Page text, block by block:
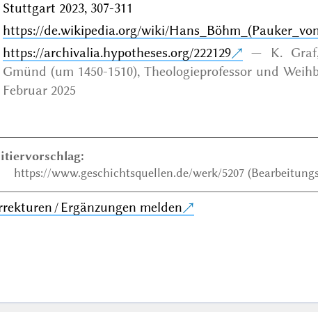
Stuttgart 2023, 307-311
https://de.wikipedia.org/wiki/
https://archivalia.hypotheses.org/222129
K.
Gmünd (um 1450-1510), Theologieprofessor und
Februar 2025
https://www.geschichtsquellen.de/werk/5207
/ Ergänzungen melden